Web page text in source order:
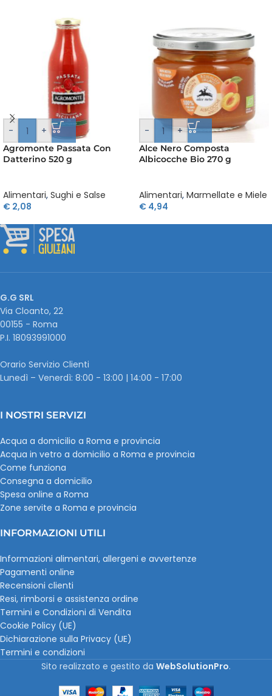
- +
Agromonte Passata Con
Datterino 520 g
Alimentari, Sughi e Salse
€ 2,08
- +
Alce Nero Composta
Albicocche Bio 270 g
Alimentari, Marmellate e Miele
€ 4,94
G.G SRL
Via Cloanto, 22
00155 - Roma
P.I. ‭18093991000
Orario Servizio Clienti
Lunedì – Venerdì: 8:00 - 13:00 | 14:00 - 17:00
I NOSTRI SERVIZI
Acqua a domicilio a Roma e provincia
Acqua in vetro a domicilio a Roma e provincia
Come funziona
Consegna a domicilio
Spesa online a Roma
Zone servite a Roma e provincia
INFORMAZIONI UTILI
Informazioni alimentari, allergeni e avvertenze
Pagamenti online
Recensioni clienti
Resi, rimborsi e assistenza ordine
Termini e Condizioni di Vendita
Cookie Policy (UE)
Dichiarazione sulla Privacy (UE)
Termini e condizioni
Sito realizzato e gestito da WebSolutionPro.